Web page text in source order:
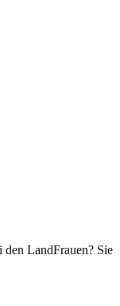
den LandFrauen? Sie